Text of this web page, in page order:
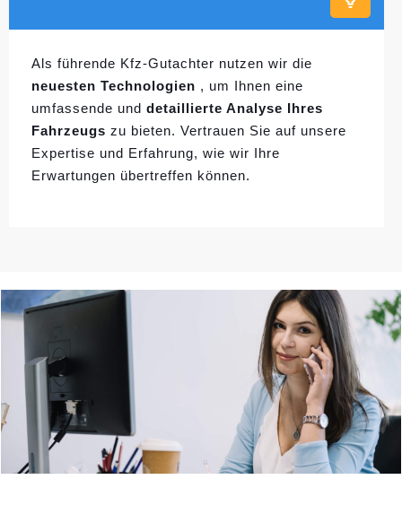
Als führende Kfz-Gutachter nutzen wir die
neuesten Technologien , um Ihnen eine
umfassende und detaillierte Analyse Ihres
Fahrzeugs zu bieten. Vertrauen Sie auf unsere
Expertise und Erfahrung, wie wir Ihre
Erwartungen übertreffen können.